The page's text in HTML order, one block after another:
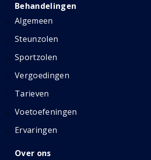
Behandelingen
Algemeen
Steunzolen
Sportzolen
Vergoedingen
Tarieven
Voetoefeningen
Ervaringen
Over ons